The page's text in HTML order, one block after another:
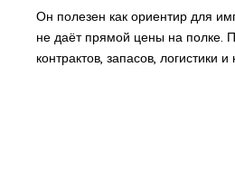
Он полезен как ориентир для
не даёт прямой цены на полке.
контрактов, запасов, логистики и